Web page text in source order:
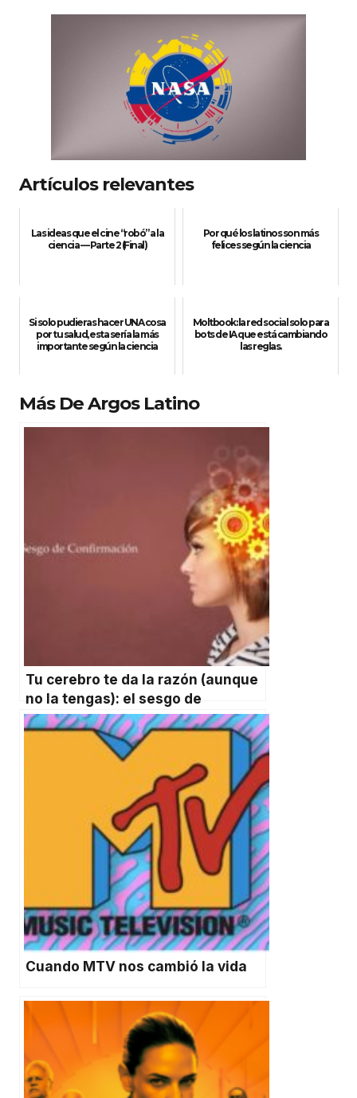
Artículos relevantes
Las ideas que el cine “robó” a la
ciencia — Parte 2 (Final)
Por qué los latinos son más
felices según la ciencia
Si solo pudieras hacer UNA cosa
por tu salud, esta sería la más
importante según la ciencia
Moltbook: la red social solo para
bots de IA que está cambiando
las reglas.
Más De Argos Latino
Tu cerebro te da la razón (aunque
no la tengas): el sesgo de
confirmación
Cuando MTV nos cambió la vida